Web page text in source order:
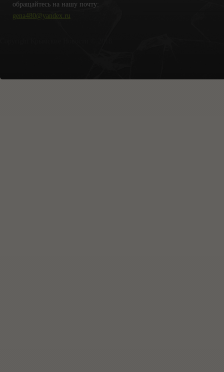
обращайтесь на нашу почту:
gena480@yandex.ru